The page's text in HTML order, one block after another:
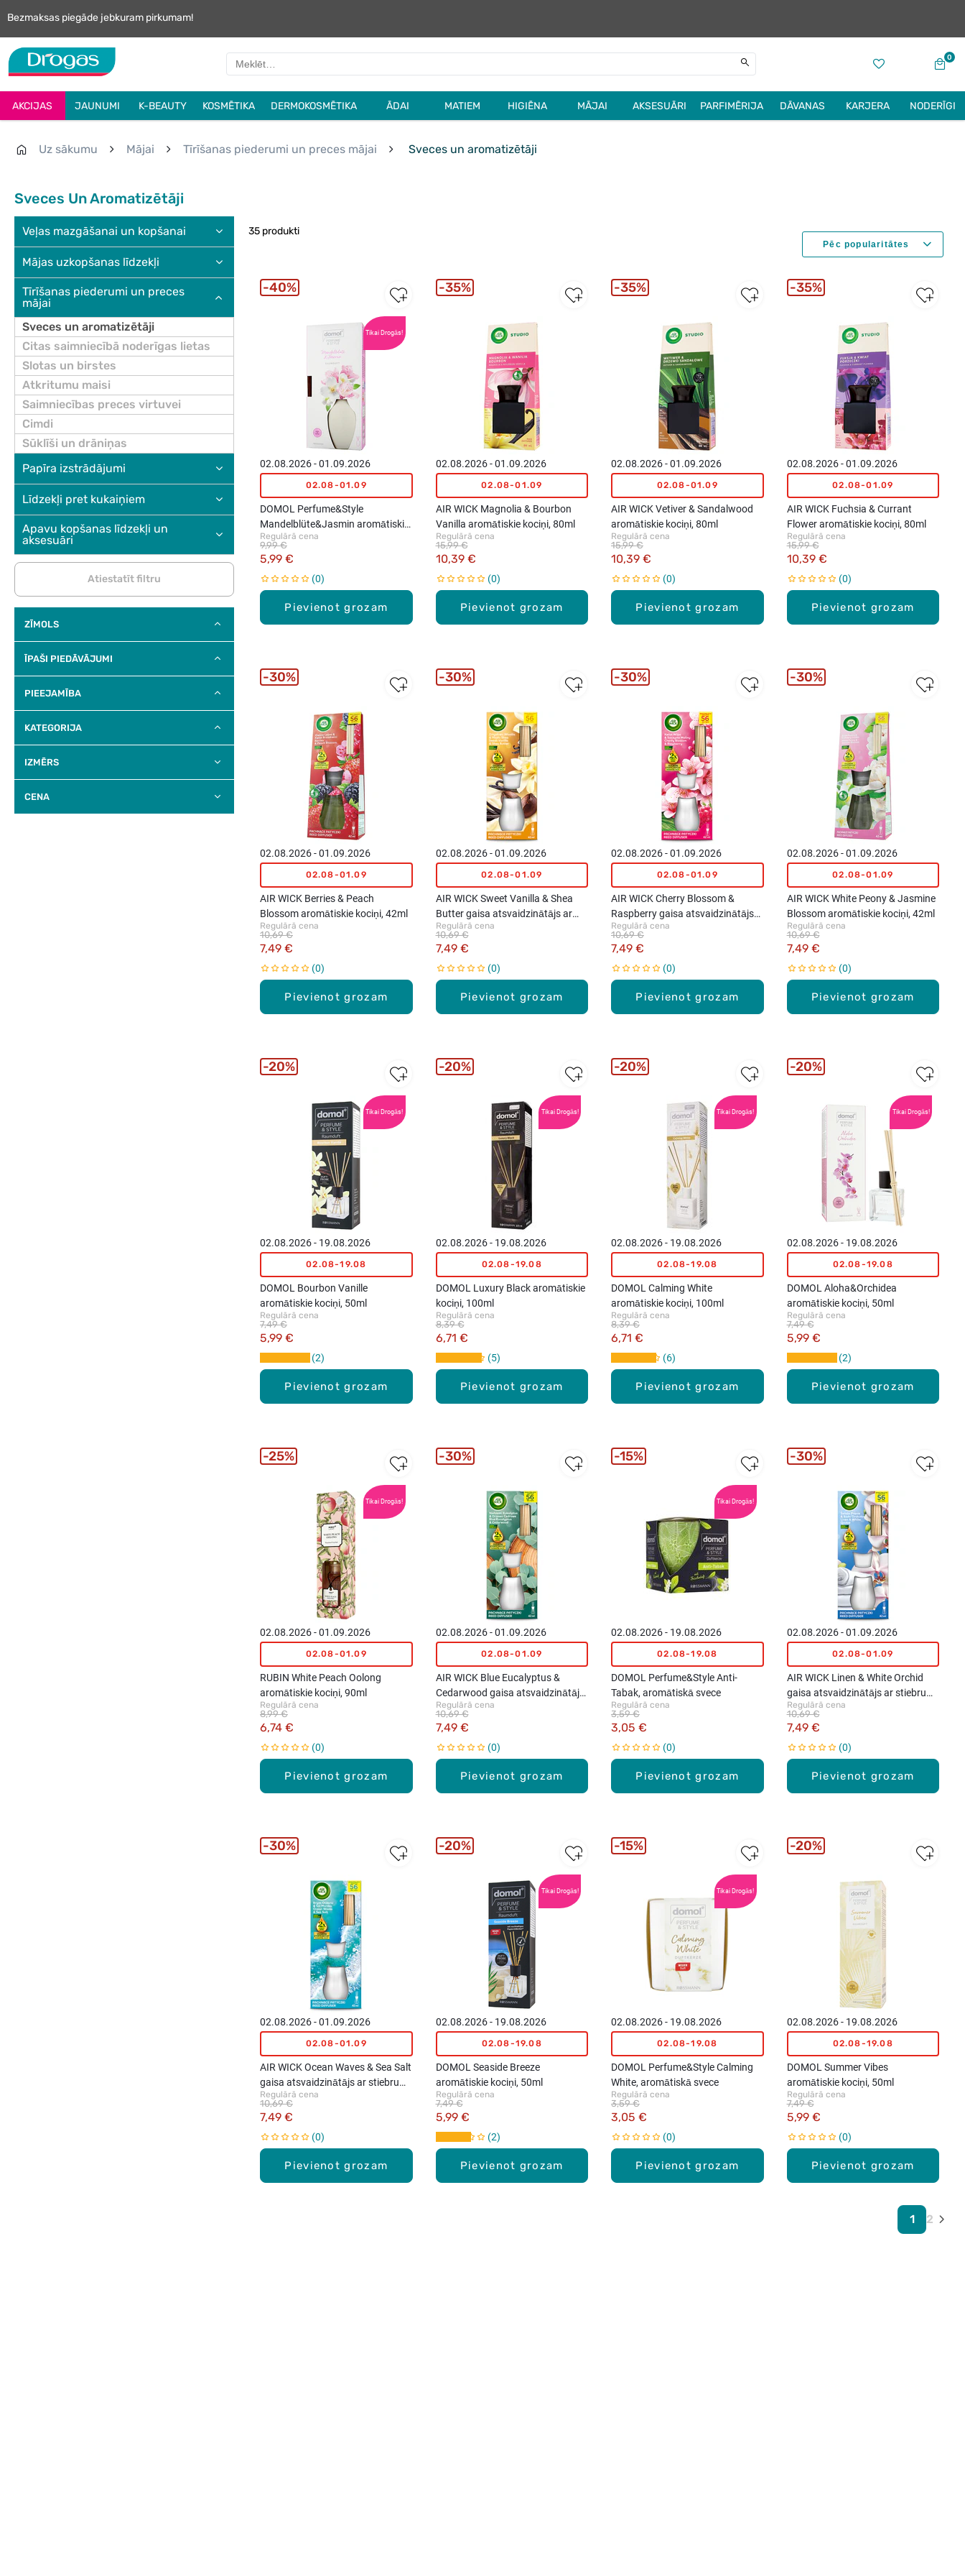
Bezmaksas piegāde jebkuram pirkumam!
0
AKCIJAS JAUNUMI K-BEAUTY KOSMĒTIKA DERMOKOSMĒTIKA ĀDAI MATIEM HIGIĒNA MĀJAI AKSESUĀRI PARFIMĒRIJA DĀVANAS KARJERA NODERĪGI
Uz sākumu Mājai Tīrīšanas piederumi un preces mājai Sveces un aromatizētāji
Sveces Un Aromatizētāji
Veļas mazgāšanai un kopšanai
Mājas uzkopšanas līdzekļi
Tīrīšanas piederumi un preces
mājai
Sveces un aromatizētāji
Citas saimniecībā noderīgas lietas
Slotas un birstes
Atkritumu maisi
Saimniecības preces virtuvei
Cimdi
Sūklīši un drāniņas
Papīra izstrādājumi
Līdzekļi pret kukaiņiem
Apavu kopšanas līdzekļi un
aksesuāri
Atiestatīt filtru
ZĪMOLS
ĪPAŠI PIEDĀVĀJUMI
PIEEJAMĪBA
KATEGORIJA
IZMĒRS
CENA
35 produkti
Tikai Drogās!
Pievienot grozam
02.08.2026 - 01.09.2026
02.08-01.09
DOMOL Perfume&Style
Mandelblüte&Jasmin aromātiskie
kociņi, 90ml
Regulārā cena
5,99 €
9,99 €
0
40%
Pievienot grozam
02.08.2026 - 01.09.2026
02.08-01.09
AIR WICK Magnolia & Bourbon
Vanilla aromātiskie kociņi, 80ml
Regulārā cena
10,39 €
15,99 €
0
35%
Pievienot grozam
02.08.2026 - 01.09.2026
02.08-01.09
AIR WICK Vetiver & Sandalwood
aromātiskie kociņi, 80ml
Regulārā cena
10,39 €
15,99 €
0
35%
Pievienot grozam
02.08.2026 - 01.09.2026
02.08-01.09
AIR WICK Fuchsia & Currant
Flower aromātiskie kociņi, 80ml
Regulārā cena
10,39 €
15,99 €
0
35%
Pievienot grozam
02.08.2026 - 01.09.2026
02.08-01.09
AIR WICK Berries & Peach
Blossom aromātiskie kociņi, 42ml
Regulārā cena
7,49 €
10,69 €
0
30%
Pievienot grozam
02.08.2026 - 01.09.2026
02.08-01.09
AIR WICK Sweet Vanilla & Shea
Butter gaisa atsvaidzinātājs ar
stiebru difuzoru, 42ml
Regulārā cena
7,49 €
10,69 €
0
30%
Pievienot grozam
02.08.2026 - 01.09.2026
02.08-01.09
AIR WICK Cherry Blossom &
Raspberry gaisa atsvaidzinātājs
ar stiebru difuzoru, 42ml
Regulārā cena
7,49 €
10,69 €
0
30%
Pievienot grozam
02.08.2026 - 01.09.2026
02.08-01.09
AIR WICK White Peony & Jasmine
Blossom aromātiskie kociņi, 42ml
Regulārā cena
7,49 €
10,69 €
0
30%
Tikai Drogās!
Pievienot grozam
02.08.2026 - 19.08.2026
02.08-19.08
DOMOL Bourbon Vanille
aromātiskie kociņi, 50ml
Regulārā cena
5,99 €
7,49 €
2
20%
Tikai Drogās!
Pievienot grozam
02.08.2026 - 19.08.2026
02.08-19.08
DOMOL Luxury Black aromātiskie
kociņi, 100ml
Regulārā cena
6,71 €
8,39 €
5
20%
Tikai Drogās!
Pievienot grozam
02.08.2026 - 19.08.2026
02.08-19.08
DOMOL Calming White
aromātiskie kociņi, 100ml
Regulārā cena
6,71 €
8,39 €
6
20%
Tikai Drogās!
Pievienot grozam
02.08.2026 - 19.08.2026
02.08-19.08
DOMOL Aloha&Orchidea
aromātiskie kociņi, 50ml
Regulārā cena
5,99 €
7,49 €
2
20%
Tikai Drogās!
Pievienot grozam
02.08.2026 - 01.09.2026
02.08-01.09
RUBIN White Peach Oolong
aromātiskie kociņi, 90ml
Regulārā cena
6,74 €
8,99 €
0
25%
Pievienot grozam
02.08.2026 - 01.09.2026
02.08-01.09
AIR WICK Blue Eucalyptus &
Cedarwood gaisa atsvaidzinātājs
ar stiebru difuzoru, 42ml
Regulārā cena
7,49 €
10,69 €
0
30%
Tikai Drogās!
Pievienot grozam
02.08.2026 - 19.08.2026
02.08-19.08
DOMOL Perfume&Style Anti-
Tabak, aromātiskā svece
Regulārā cena
3,05 €
3,59 €
0
15%
Pievienot grozam
02.08.2026 - 01.09.2026
02.08-01.09
AIR WICK Linen & White Orchid
gaisa atsvaidzinātājs ar stiebru
difuzoru, 42ml
Regulārā cena
7,49 €
10,69 €
0
30%
Pievienot grozam
02.08.2026 - 01.09.2026
02.08-01.09
AIR WICK Ocean Waves & Sea Salt
gaisa atsvaidzinātājs ar stiebru
difuzoru, 42ml
Regulārā cena
7,49 €
10,69 €
0
30%
Tikai Drogās!
Pievienot grozam
02.08.2026 - 19.08.2026
02.08-19.08
DOMOL Seaside Breeze
aromātiskie kociņi, 50ml
Regulārā cena
5,99 €
7,49 €
2
20%
Tikai Drogās!
Pievienot grozam
02.08.2026 - 19.08.2026
02.08-19.08
DOMOL Perfume&Style Calming
White, aromātiskā svece
Regulārā cena
3,05 €
3,59 €
0
15%
Pievienot grozam
02.08.2026 - 19.08.2026
02.08-19.08
DOMOL Summer Vibes
aromātiskie kociņi, 50ml
Regulārā cena
5,99 €
7,49 €
0
20%
1 2